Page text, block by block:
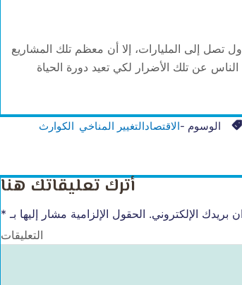
تصل إلى المليارات، إلا أن معظم تلك المشاريع
عن تلك الأضرار لكي تعيد دورة الحياة
الوسوم -الاقتصادالتغيير المناخي الكوارث
أترك تعليقاتك هنا
بريدك الإلكتروني. الحقول الإلزامية مشار إليها بـ *
التعليقات